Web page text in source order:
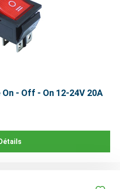
- Off - On 12-24V 20A
Détails